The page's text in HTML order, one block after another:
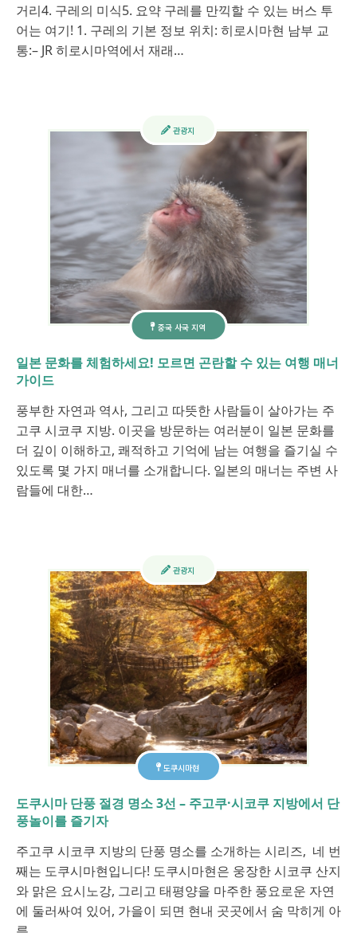
거리4. 구레의 미식5. 요약 구레를 만끽할 수 있는 버스 투
어는 여기! 1. 구레의 기본 정보 위치: 히로시마현 남부 교
통:– JR 히로시마역에서 재래…
중국 사국 지역
관광지
일본 문화를 체험하세요! 모르면 곤란할 수 있는 여행 매너
가이드
풍부한 자연과 역사, 그리고 따뜻한 사람들이 살아가는 주
고쿠 시코쿠 지방. 이곳을 방문하는 여러분이 일본 문화를
더 깊이 이해하고, 쾌적하고 기억에 남는 여행을 즐기실 수
있도록 몇 가지 매너를 소개합니다. 일본의 매너는 주변 사
람들에 대한…
도쿠시마현
관광지
도쿠시마 단풍 절경 명소 3선 – 주고쿠·시코쿠 지방에서 단
풍놀이를 즐기자
주고쿠 시코쿠 지방의 단풍 명소를 소개하는 시리즈, 네 번
째는 도쿠시마현입니다! 도쿠시마현은 웅장한 시코쿠 산지
와 맑은 요시노강, 그리고 태평양을 마주한 풍요로운 자연
에 둘러싸여 있어, 가을이 되면 현내 곳곳에서 숨 막히게 아